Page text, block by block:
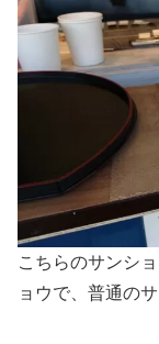
こちらのサンシ
ョウで、普通の